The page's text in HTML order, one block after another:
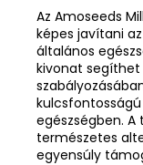
Az Amoseeds
képes javítani
általános
kivonat segíthet
egészségben. A
természetes
egyensúly